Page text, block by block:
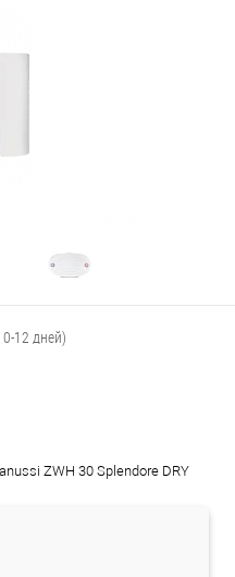
12 дней)
ZWH 30 Splendore DRY